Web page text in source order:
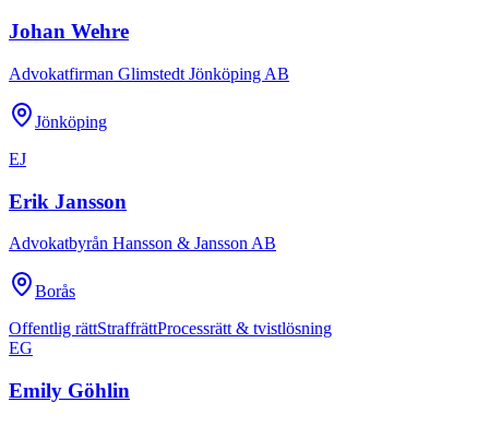
Johan Wehre
Advokatfirman Glimstedt Jönköping AB
Jönköping
EJ
Erik Jansson
Advokatbyrån Hansson & Jansson AB
Borås
Offentlig rättStraffrättProcessrätt & tvistlösning
EG
Emily Göhlin